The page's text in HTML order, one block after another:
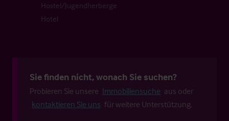
Hostel/Jugendherberge
Hotel
Sie finden nicht, wonach Sie suchen?
Probieren Sie unsere Immobiliensuche aus oder
kontaktieren Sie uns für weitere Unterstützung.